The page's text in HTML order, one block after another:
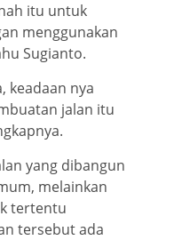
itu untuk
menggunakan
Sugianto.
keadaan nya
jalan itu
yang dibangun
melainkan
tertentu
tersebut ada